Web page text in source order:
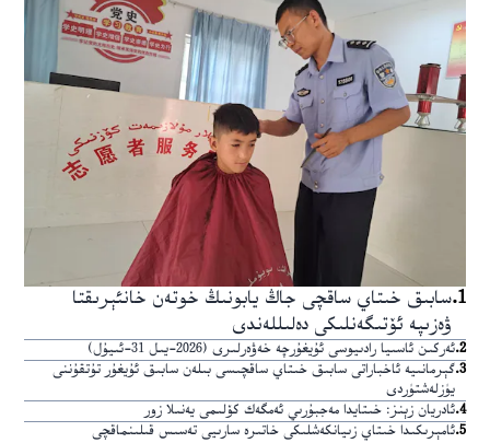
1
.سابىق خىتاي ساقچى جاڭ يابونىڭ خوتەن خانئېرىقتا
ۋەزىپە ئۆتىگەنلىكى دەلىللەندى
2
.ئەركىن ئاسىيا رادىيوسى ئۇيغۇرچە خەۋەرلىرى (2026-يىل 31-ئىيۇل)
3
.گېرمانىيە ئاخباراتى سابىق خىتاي ساقچىسى بىلەن سابىق ئۇيغۇر تۇتقۇننى
يۈزلەشتۈردى
4
.ئادريان زېنز: خىتايدا مەجبۇرىي ئەمگەك كۆلىمى يەنىلا زور
5
.ئامېرىكىدا خىتاي زىيانكەشلىكى خاتىرە سارىيى تەسىس قىلىنماقچى